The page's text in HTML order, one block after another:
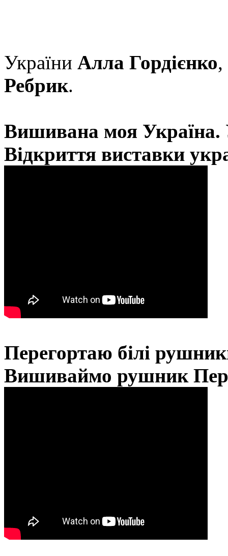
України Алла Гордієнко
Ребрик.
Вишивана моя Україна.
Відкриття виставки
Перегортаю білі
Вишиваймо рушник